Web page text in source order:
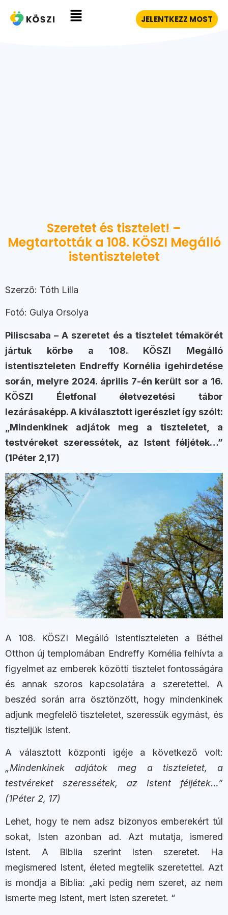
JELENTKEZZ MOST
Szeretet és tisztelet! –
Megtartották a 108. KÖSZI Megálló
istentiszteletet
Szerző: Tóth Lilla
Fotó: Gulya Orsolya
Piliscsaba – A szeretet és a tisztelet témakörét
jártuk körbe a 108. KÖSZI Megálló
istentiszteleten Endreffy Kornélia igehirdetése
során, melyre 2024. április 7-én került sor a 16.
KÖSZI Életfonal életvezetési tábor
lezárásaképp. A kiválasztott igerészlet így szólt:
„Mindenkinek adjátok meg a tiszteletet, a
testvéreket szeressétek, az Istent féljétek…”
(1Péter 2,17)
A 108. KÖSZI Megálló istentiszteleten a Béthel
Otthon új templomában Endreffy Kornélia felhívta a
figyelmet az emberek közötti tisztelet fontosságára
és annak szoros kapcsolatára a szeretettel. A
beszéd során arra ösztönzött, hogy mindenkinek
adjunk megfelelő tiszteletet, szeressük egymást, és
tiszteljük Istent.
A választott központi igéje a következő volt:
„Mindenkinek adjátok meg a tiszteletet, a
testvéreket szeressétek, az Istent féljétek…”
(1Péter 2, 17)
Lehet, hogy te nem adsz bizonyos emberekért túl
sokat, Isten azonban ad. Azt mutatja, ismered
Istent. A Biblia szerint Isten szeretet. Ha
megismered Istent, életed megtelik szeretettel. Azt
is mondja a Biblia: „aki pedig nem szeret, az nem
ismerte meg Istent, mert Isten szeretet. “